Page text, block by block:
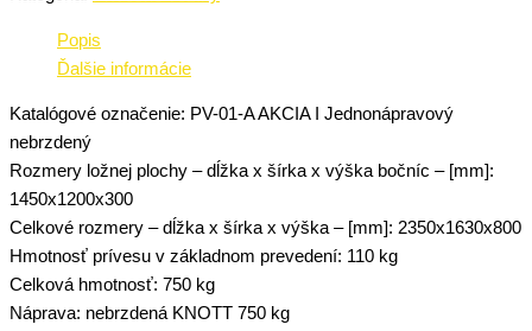
Popis
Ďalšie informácie
Katalógové označenie: PV-01-A AKCIA I Jednonápravový
nebrzdený
Rozmery ložnej plochy – dĺžka x šírka x výška bočníc – [mm]:
1450x1200x300
Celkové rozmery – dĺžka x šírka x výška – [mm]: 2350x1630x800
Hmotnosť prívesu v základnom prevedení: 110 kg
Celková hmotnosť: 750 kg
Náprava: nebrzdená KNOTT 750 kg